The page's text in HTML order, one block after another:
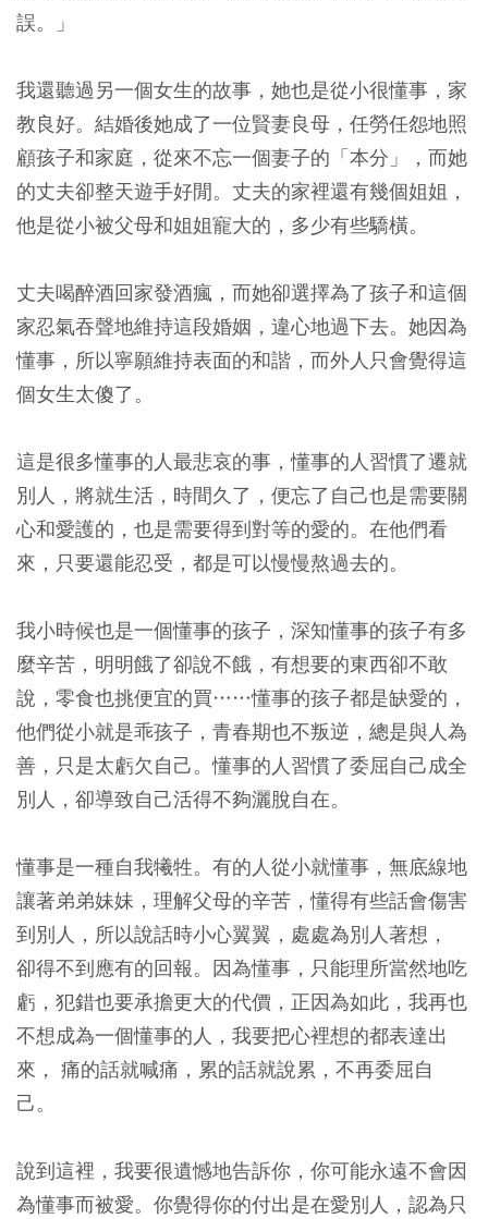
誤。」
我還聽過另一個女生的故事，她也是從小很懂事，家
教良好。結婚後她成了一位賢妻良母，任勞任怨地照
顧孩子和家庭，從來不忘一個妻子的「本分」，而她
的丈夫卻整天遊手好閒。丈夫的家裡還有幾個姐姐，
他是從小被父母和姐姐寵大的，多少有些驕橫。
丈夫喝醉酒回家發酒瘋，而她卻選擇為了孩子和這個
家忍氣吞聲地維持這段婚姻，違心地過下去。她因為
懂事，所以寧願維持表面的和諧，而外人只會覺得這
個女生太傻了。
這是很多懂事的人最悲哀的事，懂事的人習慣了遷就
別人，將就生活，時間久了，便忘了自己也是需要關
心和愛護的，也是需要得到對等的愛的。在他們看
來，只要還能忍受，都是可以慢慢熬過去的。
我小時候也是一個懂事的孩子，深知懂事的孩子有多
麼辛苦，明明餓了卻說不餓，有想要的東西卻不敢
說，零食也挑便宜的買……懂事的孩子都是缺愛的，
他們從小就是乖孩子，青春期也不叛逆，總是與人為
善，只是太虧欠自己。懂事的人習慣了委屈自己成全
別人，卻導致自己活得不夠灑脫自在。
懂事是一種自我犧牲。有的人從小就懂事，無底線地
讓著弟弟妹妹，理解父母的辛苦，懂得有些話會傷害
到別人，所以說話時小心翼翼，處處為別人著想，
卻得不到應有的回報。因為懂事，只能理所當然地吃
虧，犯錯也要承擔更大的代價，正因為如此，我再也
不想成為一個懂事的人，我要把心裡想的都表達出
來， 痛的話就喊痛，累的話就說累，不再委屈自
己。
說到這裡，我要很遺憾地告訴你，你可能永遠不會因
為懂事而被愛。你覺得你的付出是在愛別人，認為只